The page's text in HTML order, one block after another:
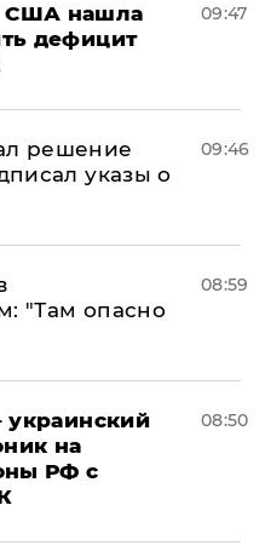
США нашла
дефицит
09:47
решение
указы о
09:46
"Там опасно
08:59
украинский
на
РФ с
08:50